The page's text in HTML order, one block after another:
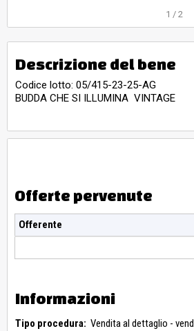
1 / 2
Descrizione del bene
Codice lotto: 05/415-23-25-AG
BUDDA CHE SI ILLUMINA VINTAGE
Offerte pervenute
Offerente
Informazioni
Tipo procedura: Vendita al dettaglio -